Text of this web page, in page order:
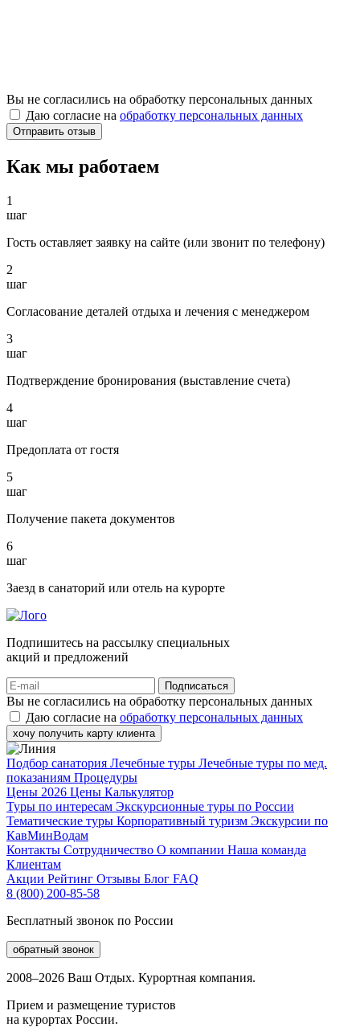
Вы не согласились на обработку персональных данных
Даю согласие на обработку персональных данных
Как мы работаем
1
шаг
Гость оставляет заявку на сайте (или звонит по телефону)
2
шаг
Согласование деталей отдыха и лечения с менеджером
3
шаг
Подтверждение бронирования (выставление счета)
4
шаг
Предоплата от гостя
5
шаг
Получение пакета документов
6
шаг
Заезд в санаторий или отель на курорте
Подпишитесь на рассылку специальных
акций и предложений
Подписаться
Вы не согласились на обработку персональных данных
Даю согласие на обработку персональных данных
хочу получить карту клиента
Подбор санатория Лечебные туры Лечебные туры по мед.
показаниям Процедуры
Цены 2026 Цены Калькулятор
Туры по интересам Экскурсионные туры по России
Тематические туры Корпоративный туризм Экскурсии по
КавМинВодам
Контакты Сотрудничество О компании Наша команда
Клиентам
Акции Рейтинг Отзывы Блог FAQ
8 (800) 200-85-58
Бесплатный звонок по России
обратный звонок
2008–2026 Ваш Отдых. Курортная компания.
Прием и размещение туристов
на курортах России.